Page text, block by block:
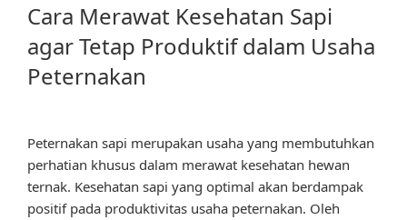
Cara Merawat Kesehatan Sapi
agar Tetap Produktif dalam Usaha
Peternakan
Peternakan sapi merupakan usaha yang membutuhkan
perhatian khusus dalam merawat kesehatan hewan
ternak. Kesehatan sapi yang optimal akan berdampak
positif pada produktivitas usaha peternakan. Oleh